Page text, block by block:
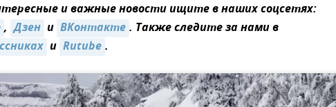
и важные новости ищите в наших соцсетях:
, Дзен и ВКонтакте. Также следите за нами в
и Rutube.